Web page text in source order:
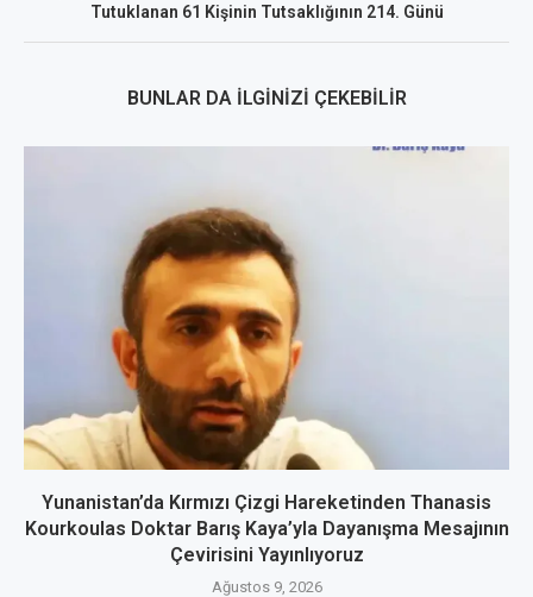
Tutuklanan 61 Kişinin Tutsaklığının 214. Günü
BUNLAR DA İLGINIZI ÇEKEBILIR
Yunanistan’da Kırmızı Çizgi Hareketinden Thanasis
Kourkoulas Doktar Barış Kaya’yla Dayanışma Mesajının
Çevirisini Yayınlıyoruz
Ağustos 9, 2026